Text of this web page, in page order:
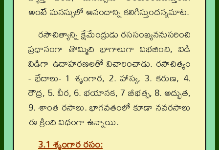
అంటే మనస్సులో ఆనందాన్ని కలిగిస్తుందన్నమాట.
రసౌచిత్యాన్ని క్షేమేంద్రుడు రససంఖ్యననుసరించి
ప్రధానంగా తొమ్మిది భాగాలుగా విభజించి, విడి
విడిగా ఉదాహరణలతో విచారించాడు. రసౌచిత్యం
- భేదాలు- 1 శృంగార, 2. హాస్య, 3. కరుణ, 4.
రౌద్ర, 5. వీర, 6. భయానక, 7 బీభత్స, 8. అద్భుత,
9. శాంత రసాలు. భాగవతంలో కూడా నవరసాలు
ఈ క్రింది విధంగా ఉన్నాయి.
3.1 శృంగార రసం: